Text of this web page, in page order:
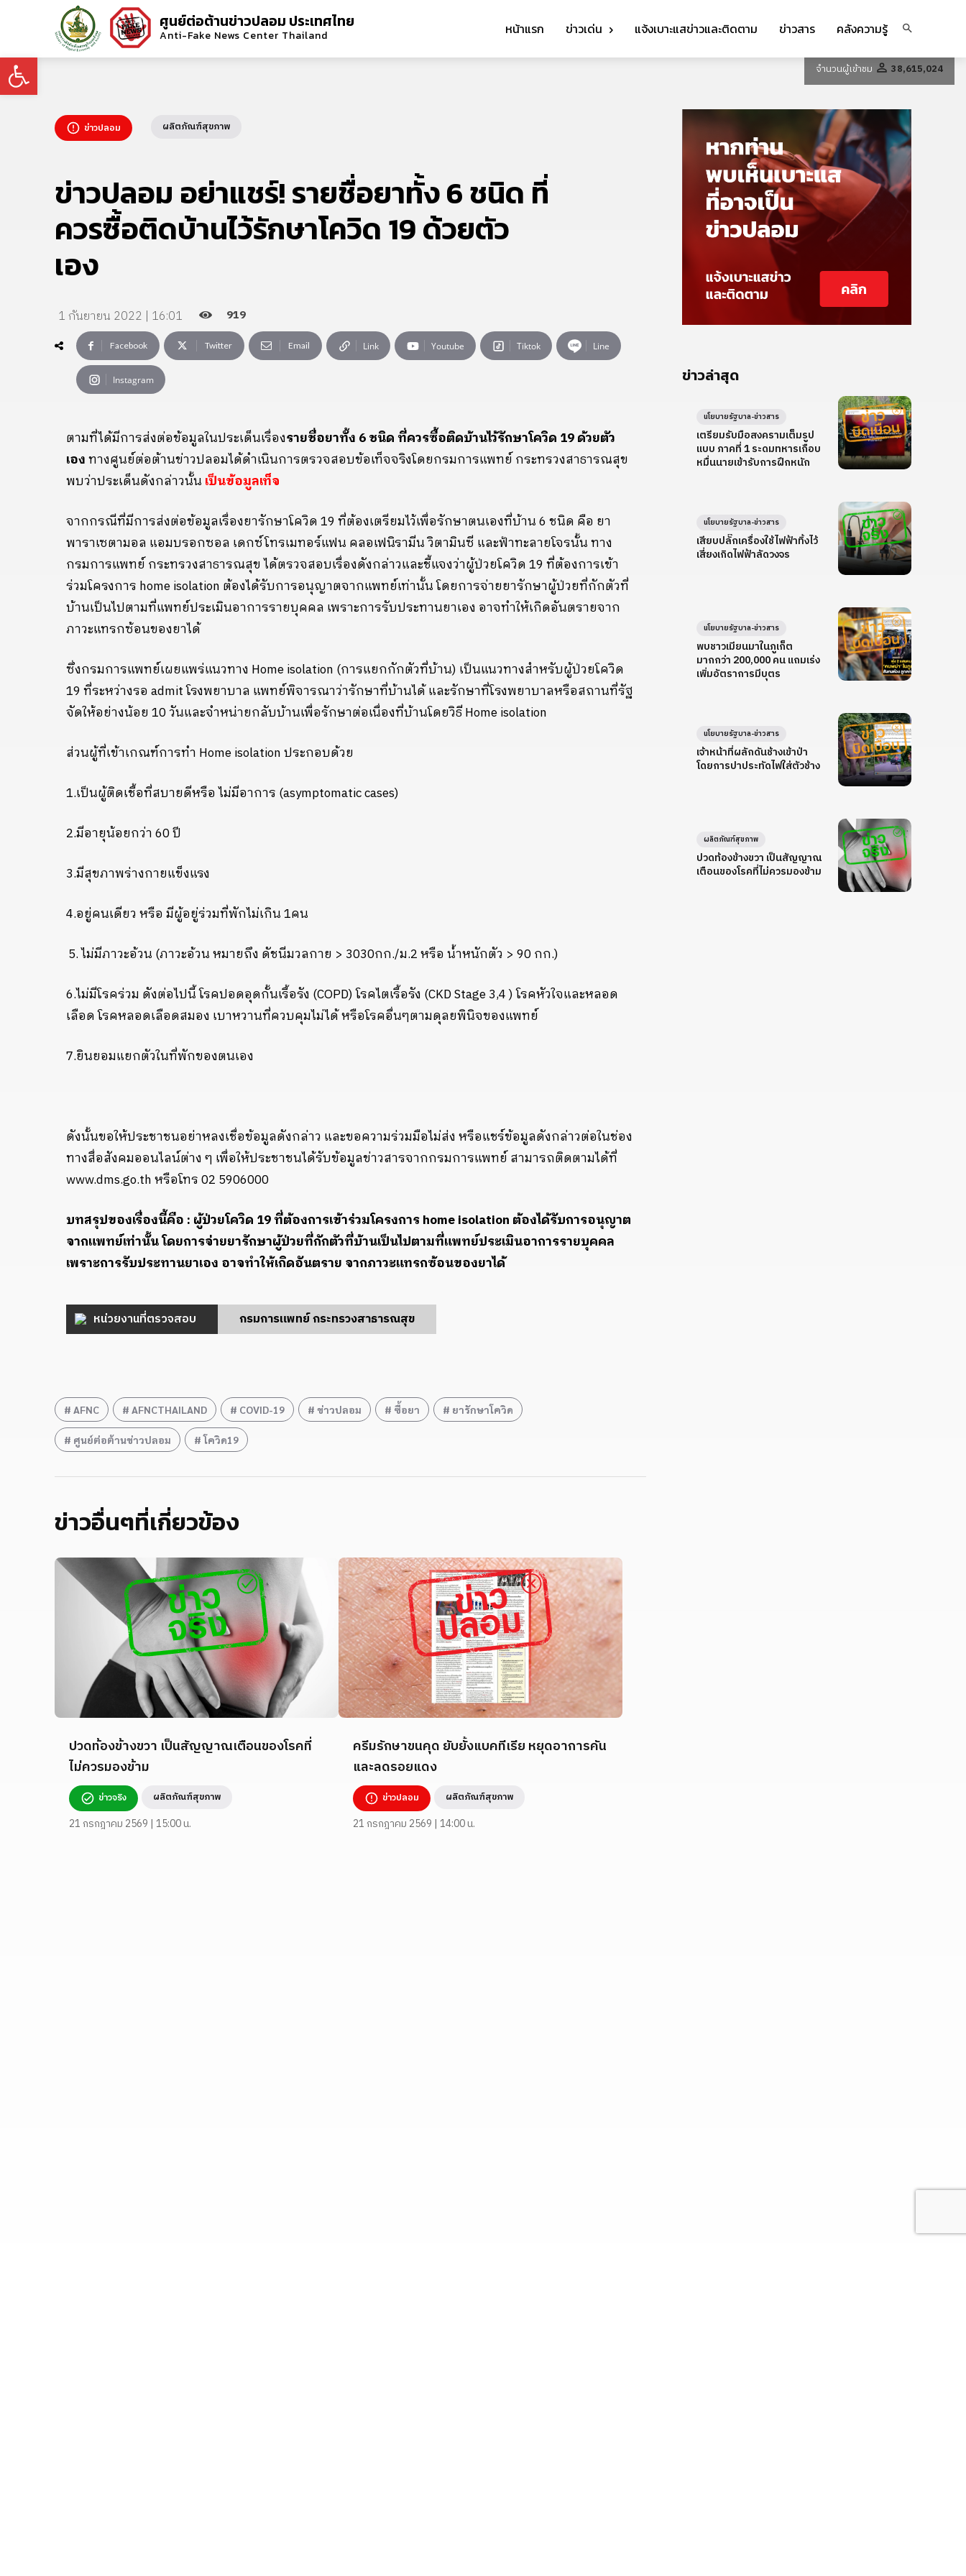
Open toolbar
ศูนย์ต่อต้านข่าวปลอม ประเทศไทย
Anti-Fake News Center Thailand หน้าแรก ข่าวเด่น แจ้งเบาะแสข่าวและติดตาม ข่าวสาร คลังความรู้
จำนวนผู้เข้าชม 38,615,024
ข่าวปลอม ผลิตภัณฑ์สุขภาพ
ข่าวปลอม อย่าแชร์! รายชื่อยาทั้ง 6 ชนิด ที่
ควรซื้อติดบ้านไว้รักษาโควิด 19 ด้วยตัว
เอง
1 กันยายน 2022 | 16:01 919
Facebook Twitter Email Link Youtube Tiktok Line
Instagram
ตามที่ได้มีการส่งต่อข้อมูลในประเด็นเรื่องรายชื่อยาทั้ง 6 ชนิด ที่ควรซื้อติดบ้านไว้รักษาโควิด 19 ด้วยตัว
เองทางศูนย์ต่อต้านข่าวปลอมได้ดำเนินการตรวจสอบข้อเท็จจริงโดยกรมการแพทย์ กระทรวงสาธารณสุข
พบว่าประเด็นดังกล่าวนั้น เป็นข้อมูลเท็จ
จากกรณีที่มีการส่งต่อข้อมูลเรื่องยารักษาโควิด 19ที่ต้องเตรียมไว้เพื่อรักษาตนเองที่บ้าน6 ชนิด คือ ยา
พาราเซตามอล แอมบรอกซอล เดกซ์โทรเมทอร์แฟน คลอเฟนิรามีน วิตามินซี และฟ้าทะลายโจรนั้น ทาง
กรมการแพทย์ กระทรวงสาธารณสุข ได้ตรวจสอบเรื่องดังกล่าวและชี้แจงว่าผู้ป่วยโควิด 19ที่ต้องการเข้า
ร่วมโครงการ home isolation ต้องได้รับการอนุญาตจากแพทย์เท่านั้น โดยการจ่ายยารักษาผู้ป่วยที่กักตัวที่
บ้านเป็นไปตามที่แพทย์ประเมินอาการรายบุคคล เพราะการรับประทานยาเอง อาจทำให้เกิดอันตรายจาก
ภาวะแทรกซ้อนของยาได้
ซึ่งกรมการแพทย์เผยแพร่แนวทาง Home isolation (การแยกกักตัวที่บ้าน) เป็นแนวทางสำหรับผู้ป่วยโควิด
19ที่ระหว่างรอ admitโรงพยาบาล แพทย์พิจารณาว่ารักษาที่บ้านได้ และรักษาที่โรงพยาบาลหรือสถานที่รัฐ
จัดให้อย่างน้อย 10วันและจำหน่ายกลับบ้านเพื่อรักษาต่อเนื่องที่บ้านโดยวิธีHome isolation
ส่วนผู้ที่เข้าเกณฑ์การทำ Home isolationประกอบด้วย
1.เป็นผู้ติดเชื้อที่สบายดีหรือ ไม่มีอาการ (asymptomatic cases)
2.มีอายุน้อยกว่า60ปี
3.มีสุขภาพร่างกายแข็งแรง
4.อยู่คนเดียว หรือ มีผู้อยู่ร่วมที่พักไม่เกิน1คน
ไม่มีภาวะอ้วน (ภาวะอ้วน หมายถึง ดัชนีมวลกาย > 3030กก./ม.2หรือ น้ำหนักตัว > 90กก.)
6.ไม่มีโรคร่วม ดังต่อไปนี้ โรคปอดอุดกั้นเรื้อรัง (COPD)โรคไตเรื้อรัง (CKD Stage 3,4 )โรคหัวใจและหลอด
เลือด โรคหลอดเลือดสมอง เบาหวานที่ควบคุมไม่ได้ หรือโรคอื่นๆตามดุลยพินิจของแพทย์
7.ยินยอมแยกตัวในที่พักของตนเอง
ดังนั้นขอให้ประชาชนอย่าหลงเชื่อข้อมูลดังกล่าว และขอความร่วมมือไม่ส่ง หรือแชร์ข้อมูลดังกล่าวต่อในช่อง
ทางสื่อสังคมออนไลน์ต่าง ๆ เพื่อให้ประชาชนได้รับข้อมูลข่าวสารจากกรมการแพทย์ สามารถติดตามได้ที่
www.dms.go.thหรือโทร02 5906000
บทสรุปของเรื่องนี้คือ : ผู้ป่วยโควิด 19ที่ต้องการเข้าร่วมโครงการhome isolation ต้องได้รับการอนุญาต
จากแพทย์เท่านั้น โดยการจ่ายยารักษาผู้ป่วยที่กักตัวที่บ้านเป็นไปตามที่แพทย์ประเมินอาการรายบุคคล
เพราะการรับประทานยาเอง อาจทำให้เกิดอันตราย จากภาวะแทรกซ้อนของยาได้
หน่วยงานที่ตรวจสอบ กรมการแพทย์ กระทรวงสาธารณสุข
AFNC AFNCTHAILAND COVID-19 ข่าวปลอม ซื้อยา ยารักษาโควิด
ศูนย์ต่อต้านข่าวปลอม โควิด19
ข่าวอื่นๆที่เกี่ยวข้อง
ปวดท้องข้างขวา เป็นสัญญาณเตือนของโรคที่
ไม่ควรมองข้าม
ข่าวจริง ผลิตภัณฑ์สุขภาพ
21 กรกฎาคม 2569 | 15:00 น.
ครีมรักษาขนคุด ยับยั้งแบคทีเรีย หยุดอาการคัน
และลดรอยแดง
ข่าวปลอม ผลิตภัณฑ์สุขภาพ
21 กรกฎาคม 2569 | 14:00 น.
ข่าวล่าสุด
เตรียมรับมือสงครามเต็มรูป
แบบ ภาคที่ 1 ระดมทหารเกือบ
หมื่นนายเข้ารับการฝึกหนัก
นโยบายรัฐบาล-ข่าวสาร
เสียบปลั๊กเครื่องใช้ไฟฟ้าทิ้งไว้
เสี่ยงเกิดไฟฟ้าลัดวงจร
นโยบายรัฐบาล-ข่าวสาร
พบชาวเมียนมาในภูเก็ต
มากกว่า 200,000 คน แถมเร่ง
เพิ่มอัตราการมีบุตร
นโยบายรัฐบาล-ข่าวสาร
เจ้าหน้าที่ผลักดันช้างเข้าป่า
โดยการปาประทัดไฟใส่ตัวช้าง
นโยบายรัฐบาล-ข่าวสาร
ปวดท้องข้างขวา เป็นสัญญาณ
เตือนของโรคที่ไม่ควรมองข้าม
ผลิตภัณฑ์สุขภาพ